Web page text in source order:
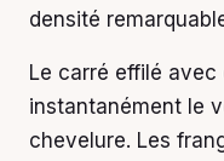
densité
Le carré effilé
instantanément le
chevelure. Les